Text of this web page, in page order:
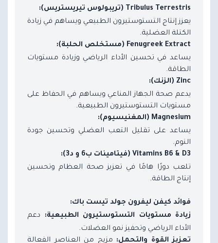
Tribulus Terrestris (تريبولوس تيريستريس):
يعزز إنتاج التستوستيرون الطبيعي ويساهم في زيادة
الكتلة العضلية.
Fenugreek Extract (مستخلص الحلبة):
يساعد في تحسين الأداء الرياضي وزيادة مستويات
الطاقة.
Zinc (الزنك):
يدعم صحة الجهاز المناعي ويساهم في الحفاظ على
مستويات التستوستيرون الطبيعية.
Magnesium (المغنيسيوم):
يساعد على تقليل التعب العضلي وتحسين جودة
النوم.
Vitamins B6 & D3 (فيتامينات ب6 و د3):
تلعب دورًا هامًا في تعزيز صحة العظام وتحسين
إنتاج الطاقة.
فوائد كيفن ليفرون جولد تيست باك:
زيادة مستويات التستوستيرون الطبيعية:
دعم
الأداء الرياضي وتحفيز نمو العضلات.
تعزيز القوة والتحمل: مزيج من العناصر الفعالة